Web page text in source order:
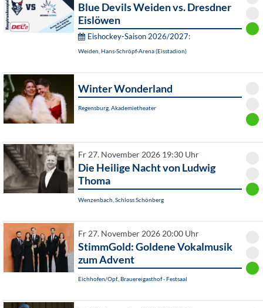
Blue Devils Weiden vs. Dresdner
Eislöwen
Eishockey-Saison 2026/2027:
Weiden, Hans-Schröpf-Arena (Eisstadion)
Winter Wonderland
Regensburg, Akademietheater
Fr 27. November 2026 19:30 Uhr
Die Heilige Nacht von Ludwig
Thoma
Wenzenbach, Schloss Schönberg
Fr 27. November 2026 20:00 Uhr
StimmGold: Goldene Vokalmusik
zum Advent
Eichhofen/Opf., Brauereigasthof - Festsaal